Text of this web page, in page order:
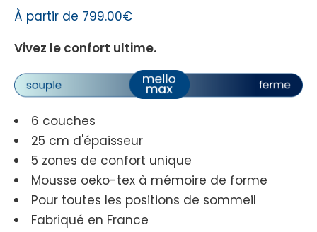
À partir de 799.00€
Vivez le confort ultime.
6 couches
25 cm d'épaisseur
5 zones de confort unique
Mousse oeko-tex à mémoire de forme
Pour toutes les positions de sommeil
Fabriqué en France